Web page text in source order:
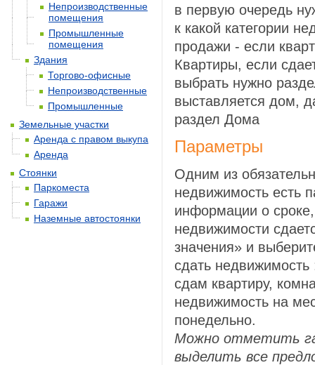
в первую очередь
к какой категории
продажи - если
Квартиры, если
выбрать нужно
выставляется дом,
раздел Дома
Параметры
Одним из
недвижимость есть
информации о
недвижимости
значения» и
сдать недвижимость
сдам квартиру,
недвижимость на
понедельно.
Можно отметить
выделить все
Непроизводственные
помещения
Промышленные
помещения
Здания
Торгово-офисные
Непроизводственные
Промышленные
Земельные участки
Аренда с правом выкупа
Аренда
Стоянки
Паркоместа
Гаражи
Наземные автостоянки